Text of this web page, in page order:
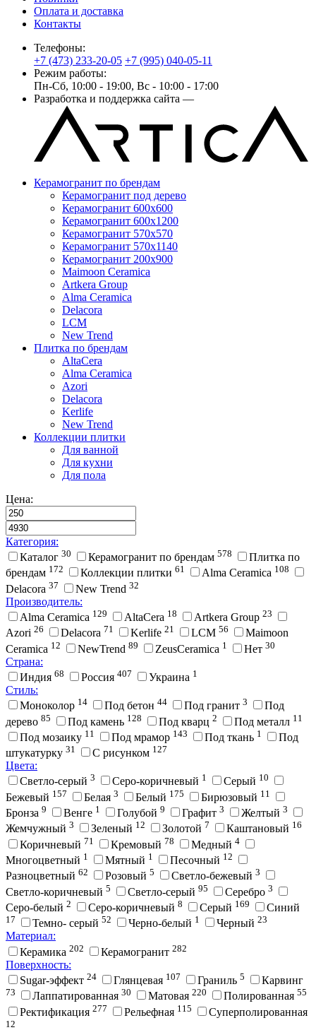
Оплата и доставка
Контакты
Телефоны:
+7 (473) 233-20-05 +7 (995) 040-05-11
Режим работы:
Пн-Сб, 10:00 - 19:00, Вс - 10:00 - 17:00
Разработка и поддержка сайта —
Керамогранит по брендам
Керамогранит под дерево
Керамогранит 600x600
Керамогранит 600x1200
Керамогранит 570x570
Керамогранит 570x1140
Керамогранит 200x900
Maimoon Ceramica
Artkera Group
Alma Ceramica
Delacora
LCM
New Trend
Плитка по брендам
AltaCera
Аlma Ceramica
Azori
Delacora
Kerlife
New Trend
Коллекции плитки
Для ванной
Для кухни
Для пола
Цена:
Категория:
Каталог 30 Керамогранит по брендам 578
Плитка по
брендам 172 Коллекции плитки 61 Alma Ceramica 108
Delacora 37 New Trend 32
Производитель:
Alma Ceramica 129 AltaCera 18 Artkera Group 23
Azori 26 Delacora 71 Kerlife 21 LCM 56
Maimoon
Ceramica 12 NewTrend 89 ZeusCeramica 1 Нет 30
Страна:
Индия 68 Россия 407 Украина 1
Стиль:
Моноколор 14 Под бетон 44 Под гранит 3
Под
дерево 85 Под камень 128 Под кварц 2 Под металл 11
Под мозаику 11 Под мрамор 143 Под ткань 1
Под
штукатурку 31 С рисунком 127
Цвета:
Cветло-серый 3 Cеро-коричневый 1 Cерый 10
Бежевый 157 Белая 3 Белый 175 Бирюзовый 11
Бронза 9 Венге 1 Голубой 9 Графит 3 Желтый 3
Жемчужный 3 Зеленый 12 Золотой 7 Каштановый 16
Коричневый 71 Кремовый 78 Медный 4
Многоцветный 1 Мятный 1 Песочный 12
Разноцветный 62 Розовый 5 Светло-бежевый 3
Светло-коричневый 5 Светло-серый 95 Серебро 3
Серо-белый 2 Серо-коричневый 8 Серый 169 Синий
17 Темно- серый 52 Черно-белый 1 Черный 23
Материал:
Керамика 202 Керамогранит 282
Поверхность:
Sugar-эффект 24 Глянцевая 107 Граниль 5 Карвинг
73 Лаппатированная 30 Матовая 220 Полированная 55
Ректификация 277 Рельефная 115 Суперполированная
12